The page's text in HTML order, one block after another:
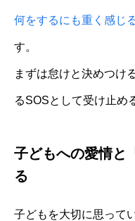
何をするにも重く感じ
す。
まずは怠けと決めつけ
るSOSとして受け止め
子どもへの愛情と
る
子どもを大切に思って